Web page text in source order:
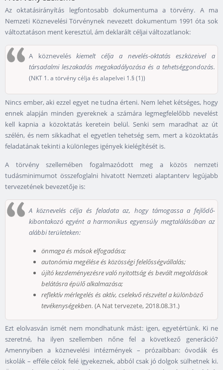
Az oktatásirányítás legfontosabb dokumentuma a törvény. A ma
Nemzeti Köznevelési Törvénynek nevezett dokumentum 1991 óta sok
változtatáson ment keresztül, ám deklarált céljai változatlanok:
A közneveléskiemelt célja a nevelés-oktatás eszközeivel a
társadalmi leszakadás megakadályozása és a tehetséggondozás.
(NKT 1. a törvény célja és alapelvei 1.§ (1))
Nincs ember, aki ezzel egyet ne tudna érteni. Nem lehet kétséges, hogy
ennek alapján minden gyereknek a számára legmegfelelőbb nevelést
kell kapnia a közoktatás keretein belül. Senki sem maradhat az út
szélén, és nem sikkadhat el egyetlen tehetség sem, mert a közoktatás
feladatának tekinti a különleges igények kielégítését is.
A törvény szellemében fogalmazódott meg a közös nemzeti
tudásminimumot összefoglalni hivatott Nemzeti alaptanterv legújabb
tervezetének bevezetője is:
A köznevelés célja és feladata az, hogy támogassa a fejlődő-
kibontakozó egyént a harmonikus egyensúly megtalálásában az
alábbi területeken:
önmaga és mások elfogadása;
autonómia megélése és közösségi felelősségvállalás;
újító kezdeményezésre való nyitottság és bevált megoldások
belátásra épülő alkalmazása;
reflektív mérlegelés és aktív, cselekvő részvétel a különböző
tevékenységekben. (A Nat tervezete, 2018.08.31.)
Ezt elolvasván ismét nem mondhatunk mást: igen, egyetértünk. Ki ne
szeretné, ha ilyen szellemben nőne fel a következő generáció?
Amennyiben a köznevelési intézmények – prózaibban: óvodák és
iskolák – efféle célok felé igyekeznek, abból csak jó dolgok sülhetnek ki.